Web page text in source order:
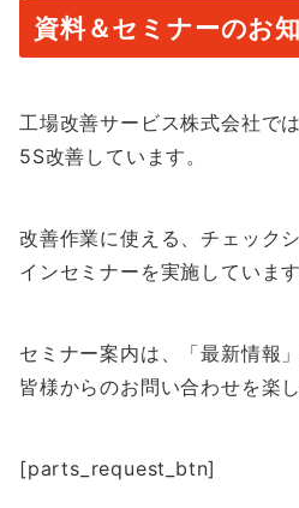
資料＆セミナーのお
工場改善サービス株式会社で
5S改善しています。
改善作業に使える、チェック
インセミナーを実施しています
セミナー案内は、「最新情報
皆様からのお問い合わせを楽
[parts_request_btn]